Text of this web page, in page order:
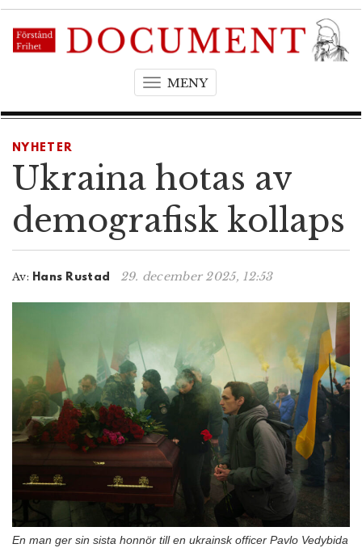
MENYT
g
e
a
g
o
n
NYHETER
Ukraina hotas av
demografisk kollaps
Av: Hans Rustad 29. december 2025, 12:53
En man ger sin sista honnör till en ukrainsk officer Pavlo Vedybida